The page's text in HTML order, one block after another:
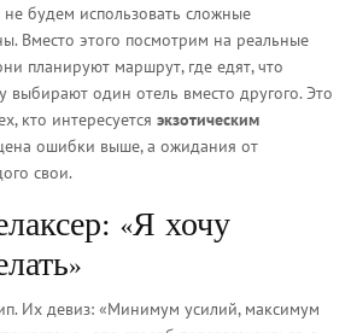
будем использовать сложные
Вместо этого посмотрим на реальные
планируют маршрут, где едят, что
выбирают один отель вместо другого. Это
кто интересуется экзотическим
ошибки выше, а ожидания от
свои.
«Я хочу
Их девиз: «Минимум усилий, максимум